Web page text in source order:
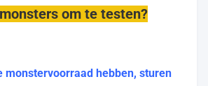
om te testen?
monstervoorraad hebben, sturen